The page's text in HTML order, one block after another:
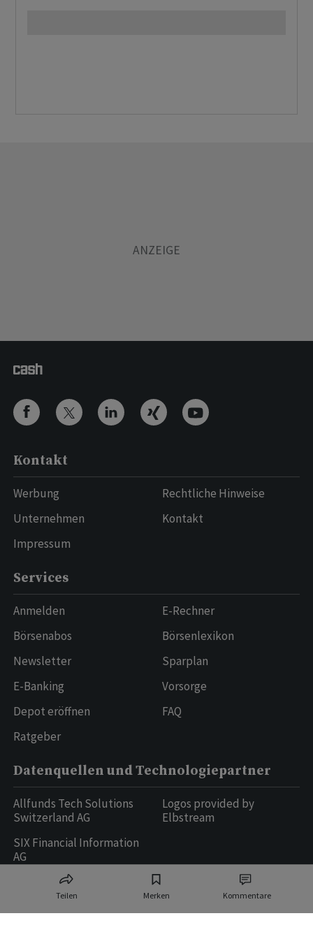
Teilen Merken Kommentare
Kontakt
Werbung
Unternehmen
Impressum
Rechtliche Hinweise
Kontakt
Services
Anmelden
Börsenabos
Newsletter
E-Banking
Depot eröffnen
Ratgeber
E-Rechner
Börsenlexikon
Sparplan
Vorsorge
FAQ
Datenquellen und Technologiepartner
Allfunds Tech Solutions
Switzerland AG
SIX Financial Information
AG
Logos provided by
Elbstream